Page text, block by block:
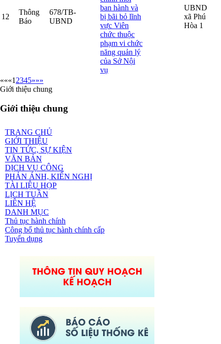
12
Thông
Báo
678/TB-
UBND
ban hành và
bị bãi bỏ lĩnh
vực Viên
chức thuộc
phạm vi chức
năng quản lý
của Sở Nội
vụ
UBND
xã Phú
Hòa 1
«««1 2345»»»
Giới thiệu chung
Giới thiệu chung
TRANG CHỦ
GIỚI THIỆU
TIN TỨC, SỰ KIỆN
VĂN BẢN
DỊCH VỤ CÔNG
PHẢN ÁNH, KIẾN NGHỊ
TÀI LIỆU HỌP
LỊCH TUẦN
LIÊN HỆ
DANH MỤC
Thủ tục hành chính
Công bố thủ tục hành chính cấp
Tuyển dụng